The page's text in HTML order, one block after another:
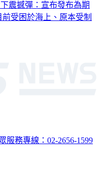
震撼彈：宣布發布為期
受困於海上、原本受制
服務專線：02-2656-1599